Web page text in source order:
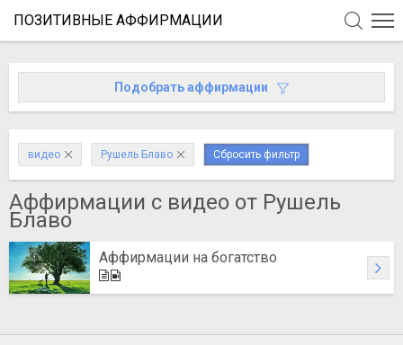
ПОЗИТИВНЫЕ АФФИРМАЦИИ
Подобрать аффирмации
видео Рушель Блаво Сбросить фильтр
Аффирмации c видео от Рушель
Блаво
Аффирмации на богатство